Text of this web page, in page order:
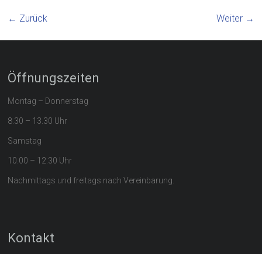
← Zurück Weiter →
Öffnungszeiten
Montag – Donnerstag
8.30 – 13.30 Uhr
Samstag
10.00 – 12.30 Uhr
Nachmittags und freitags nach Vereinbarung.
Kontakt